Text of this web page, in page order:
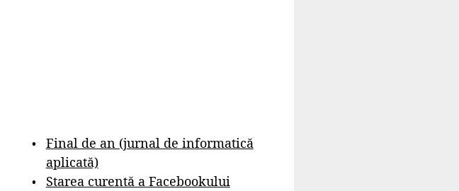
Final de an (jurnal de informatică
aplicată)
Starea curentă a Facebookului